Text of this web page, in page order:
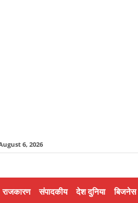
6, 2026
राजकारण संपादकीय देश दुनिया बिजनेस